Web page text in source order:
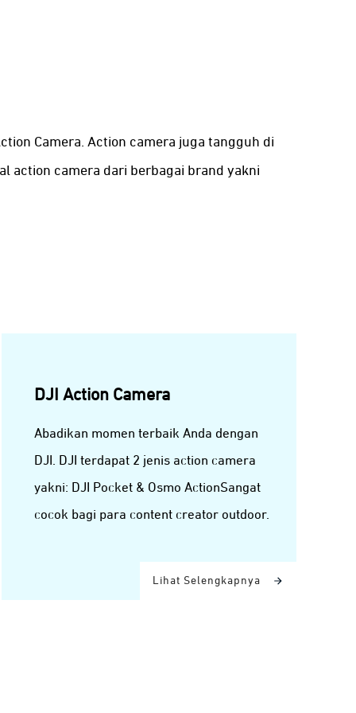
Camera. Action camera juga tangguh di
action camera dari berbagai brand yakni
DJI Action Camera
Abadikan momen terbaik Anda dengan
DJI. DJI terdapat 2 jenis action camera
yakni: DJI Pocket & Osmo ActionSangat
cocok bagi para content creator outdoor.
Lihat Selengkapnya